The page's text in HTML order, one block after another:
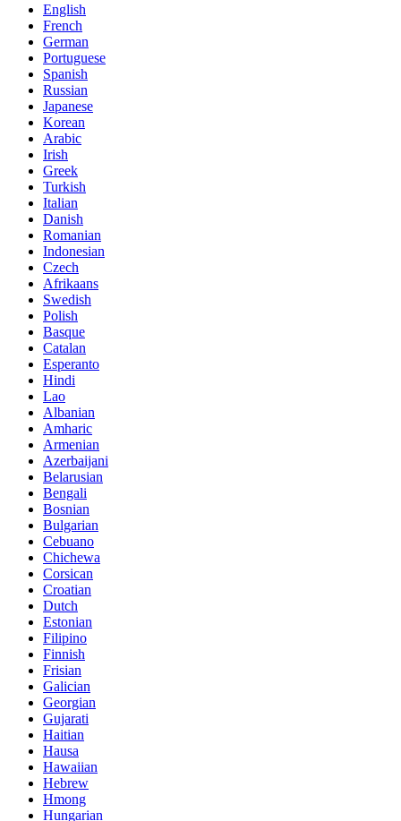
English
French
German
Portuguese
Spanish
Russian
Japanese
Korean
Arabic
Irish
Greek
Turkish
Italian
Danish
Romanian
Indonesian
Czech
Afrikaans
Swedish
Polish
Basque
Catalan
Esperanto
Hindi
Lao
Albanian
Amharic
Armenian
Azerbaijani
Belarusian
Bengali
Bosnian
Bulgarian
Cebuano
Chichewa
Corsican
Croatian
Dutch
Estonian
Filipino
Finnish
Frisian
Galician
Georgian
Gujarati
Haitian
Hausa
Hawaiian
Hebrew
Hmong
Hungarian